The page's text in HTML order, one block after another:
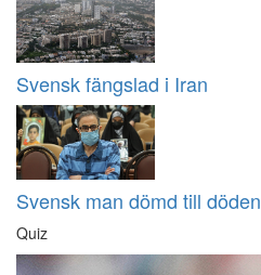
Svensk fängslad i Iran
Svensk man dömd till döden
Quiz